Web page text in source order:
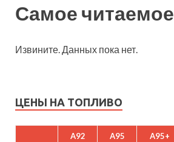
Самое читаемое
Извините. Данных пока нет.
ЦЕНЫ НА ТОПЛИВО
A92 A95 A95+